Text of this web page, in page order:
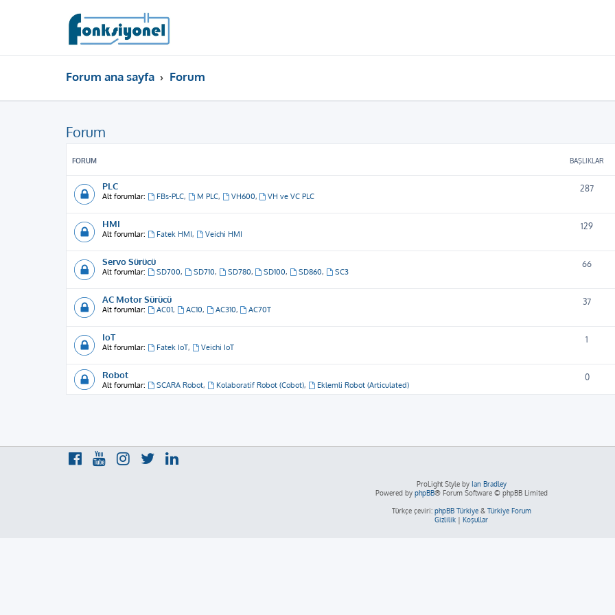
Forum ana sayfa Forum
Forum
FORUM BAŞLIKLAR
PLC
Alt forumlar: FBs-PLC, M PLC, VH600, VH ve VC PLC
287
HMI
Alt forumlar: Fatek HMI, Veichi HMI
129
Servo Sürücü
Alt forumlar: SD700, SD710, SD780, SD100, SD860, SC3
66
AC Motor Sürücü
Alt forumlar: AC01, AC10, AC310, AC70T
37
IoT
Alt forumlar: Fatek IoT, Veichi IoT
1
Robot
Alt forumlar: SCARA Robot, Kolaboratif Robot (Cobot), Eklemli Robot (Articulated)
0
ProLight Style by Ian Bradley
Powered by phpBB® Forum Software © phpBB Limited
Türkçe çeviri: phpBB Türkiye& Türkiye Forum
Gizlilik | Koşullar